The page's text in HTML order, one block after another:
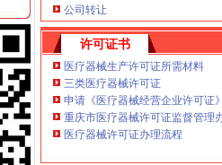
_股票频道_证券之星
书的律师工作报告-新股公告
些手续-淮安市地方税务局-淮网-
纳印花税？-高顿网校
善吧】_百度贴吧
册基本流程_重庆工商注册_重庆列
公司转让
许可证书
医疗器械生产许可证所需材料
三类医疗器械许可证
申请《医疗器械经营企业许可证
重庆市医疗器械许可证监督管理
医疗器械许可证办理流程